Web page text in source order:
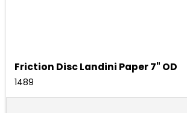
Friction Disc Landini Paper 7" OD
1489